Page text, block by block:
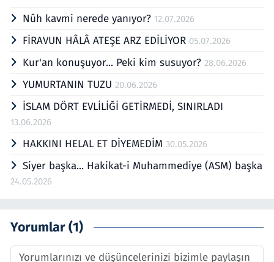
Nûh kavmi nerede yanıyor? 12.07.2026
FİRAVUN HÂLÂ ATEŞE ARZ EDİLİYOR 05.07.2026
Kur'an konuşuyor... Peki kim susuyor? 28.06.2026
YUMURTANIN TUZU 20.06.2026
İSLAM DÖRT EVLİLİĞİ GETİRMEDİ, SINIRLADI
13.06.2026
HAKKINI HELAL ET DİYEMEDİM 30.05.2026
Siyer başka... Hakikat-i Muhammediye (ASM) başka
24.05.2026
Yorumlar (1)